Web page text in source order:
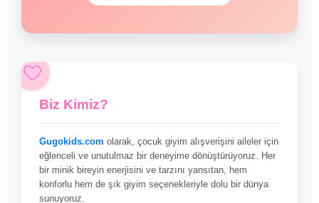
Biz Kimiz?
Gugokids.com olarak, çocuk giyim alışverişini aileler için
eğlenceli ve unutulmaz bir deneyime dönüştürüyoruz. Her
bir minik bireyin enerjisini ve tarzını yansıtan, hem
konforlu hem de şık giyim seçenekleriyle dolu bir dünya
sunuyoruz.